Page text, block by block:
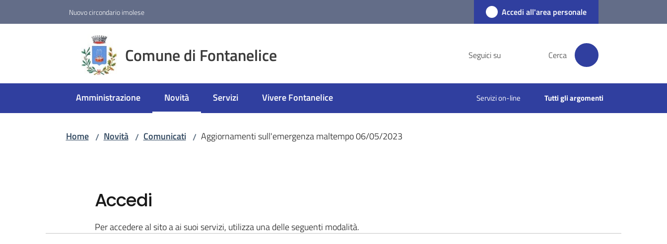
Nuovo circondario imolese Accedi all'area personale
Comune di Fontanelice Seguici su Cerca
Amministrazione Novità
Menu selezionato
Servizi Vivere Fontanelice Servizi on-line Tutti gli argomenti
Home / Novità / Comunicati / Aggiornamenti sull'emergenza maltempo 06/05/2023
Accedi
Per accedere al sito a ai suoi servizi, utilizza una delle seguenti modalità.